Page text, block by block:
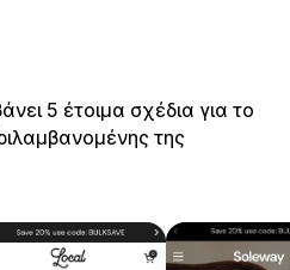
5 έτοιμα σχέδια για το
της